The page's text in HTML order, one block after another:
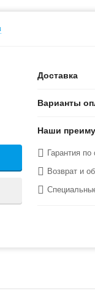
Доставка
Варианты
Наши
Гарантия
Возврат и